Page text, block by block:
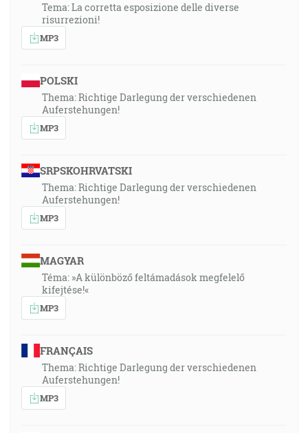
Tema: La corretta esposizione delle diverse
risurrezioni!
MP3
POLSKI
Thema: Richtige Darlegung der verschiedenen
Auferstehungen!
MP3
SRPSKOHRVATSKI
Thema: Richtige Darlegung der verschiedenen
Auferstehungen!
MP3
MAGYAR
Téma: »A különböző feltámadások megfelelő
kifejtése!«
MP3
FRANÇAIS
Thema: Richtige Darlegung der verschiedenen
Auferstehungen!
MP3